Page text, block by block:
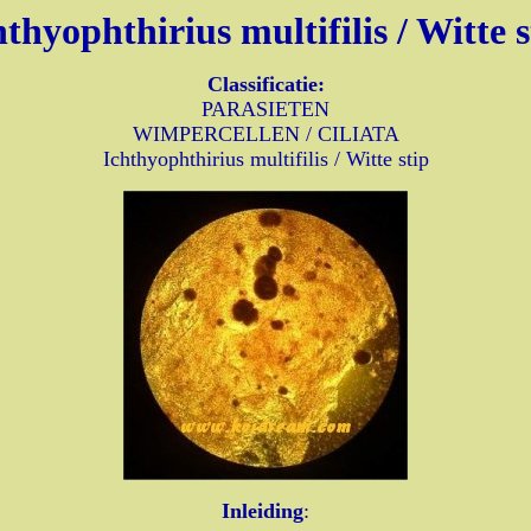
multifilis / Witte
Classificatie:
PARASIETEN
WIMPERCELLEN / CILIATA
Ichthyophthirius multifilis / Witte stip
Inleiding: